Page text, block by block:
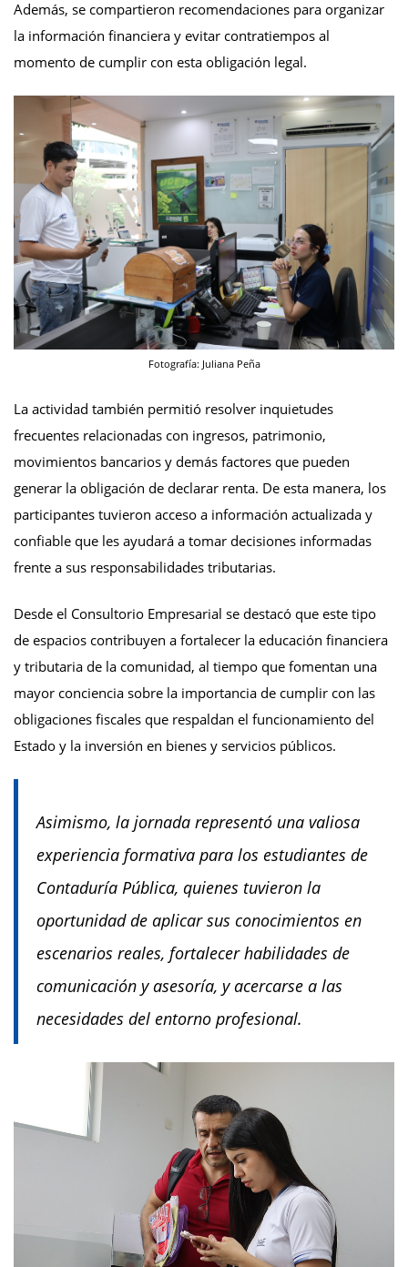
Además, se compartieron recomendaciones para organizar
la información financiera y evitar contratiempos al
momento de cumplir con esta obligación legal.
Fotografía: Juliana Peña
La actividad también permitió resolver inquietudes
frecuentes relacionadas con ingresos, patrimonio,
movimientos bancarios y demás factores que pueden
generar la obligación de declarar renta. De esta manera, los
participantes tuvieron acceso a información actualizada y
confiable que les ayudará a tomar decisiones informadas
frente a sus responsabilidades tributarias.
Desde el Consultorio Empresarial se destacó que este tipo
de espacios contribuyen a fortalecer la educación financiera
y tributaria de la comunidad, al tiempo que fomentan una
mayor conciencia sobre la importancia de cumplir con las
obligaciones fiscales que respaldan el funcionamiento del
Estado y la inversión en bienes y servicios públicos.
Asimismo, la jornada representó una valiosa
experiencia formativa para los estudiantes de
Contaduría Pública, quienes tuvieron la
oportunidad de aplicar sus conocimientos en
escenarios reales, fortalecer habilidades de
comunicación y asesoría, y acercarse a las
necesidades del entorno profesional.